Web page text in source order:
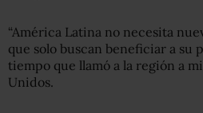
“América Latina no necesita
que solo buscan beneficiar a su
tiempo que llamó a la región a
Unidos.